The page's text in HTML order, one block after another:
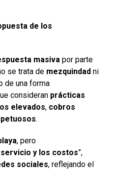
de los
masiva por parte
se trata de mezquindad ni
de una forma
consideran prácticas
elevados, cobros
.
, pero
y los costos”,
sociales, reflejando el